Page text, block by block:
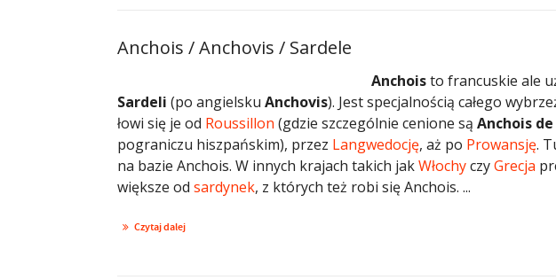
Anchois / Anchovis / Sardele
Anchoisto francuskie ale
Sardeli (po angielsku Anchovis). Jest specjalnością całego
łowi się je od Roussillon (gdzie szczególnie cenione są Anchois
pograniczu hiszpańskim), przez Langwedocję, aż po Prowansję.
na bazie Anchois. W innych krajach takich jakWłochyczyGrecja
większe od sardynek, z których też robi się Anchois. ...
Czytaj dalej